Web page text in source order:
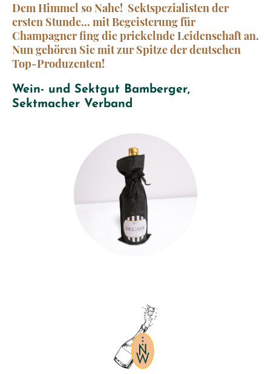
Dem Himmel so Nahe! Sektspezialisten der
ersten Stunde... mit Begeisterung für
Champagner fing die prickelnde Leidenschaft an.
Nun gehören Sie mit zur Spitze der deutschen
Top-Produzenten!
Wein- und Sektgut Bamberger,
Sektmacher Verband